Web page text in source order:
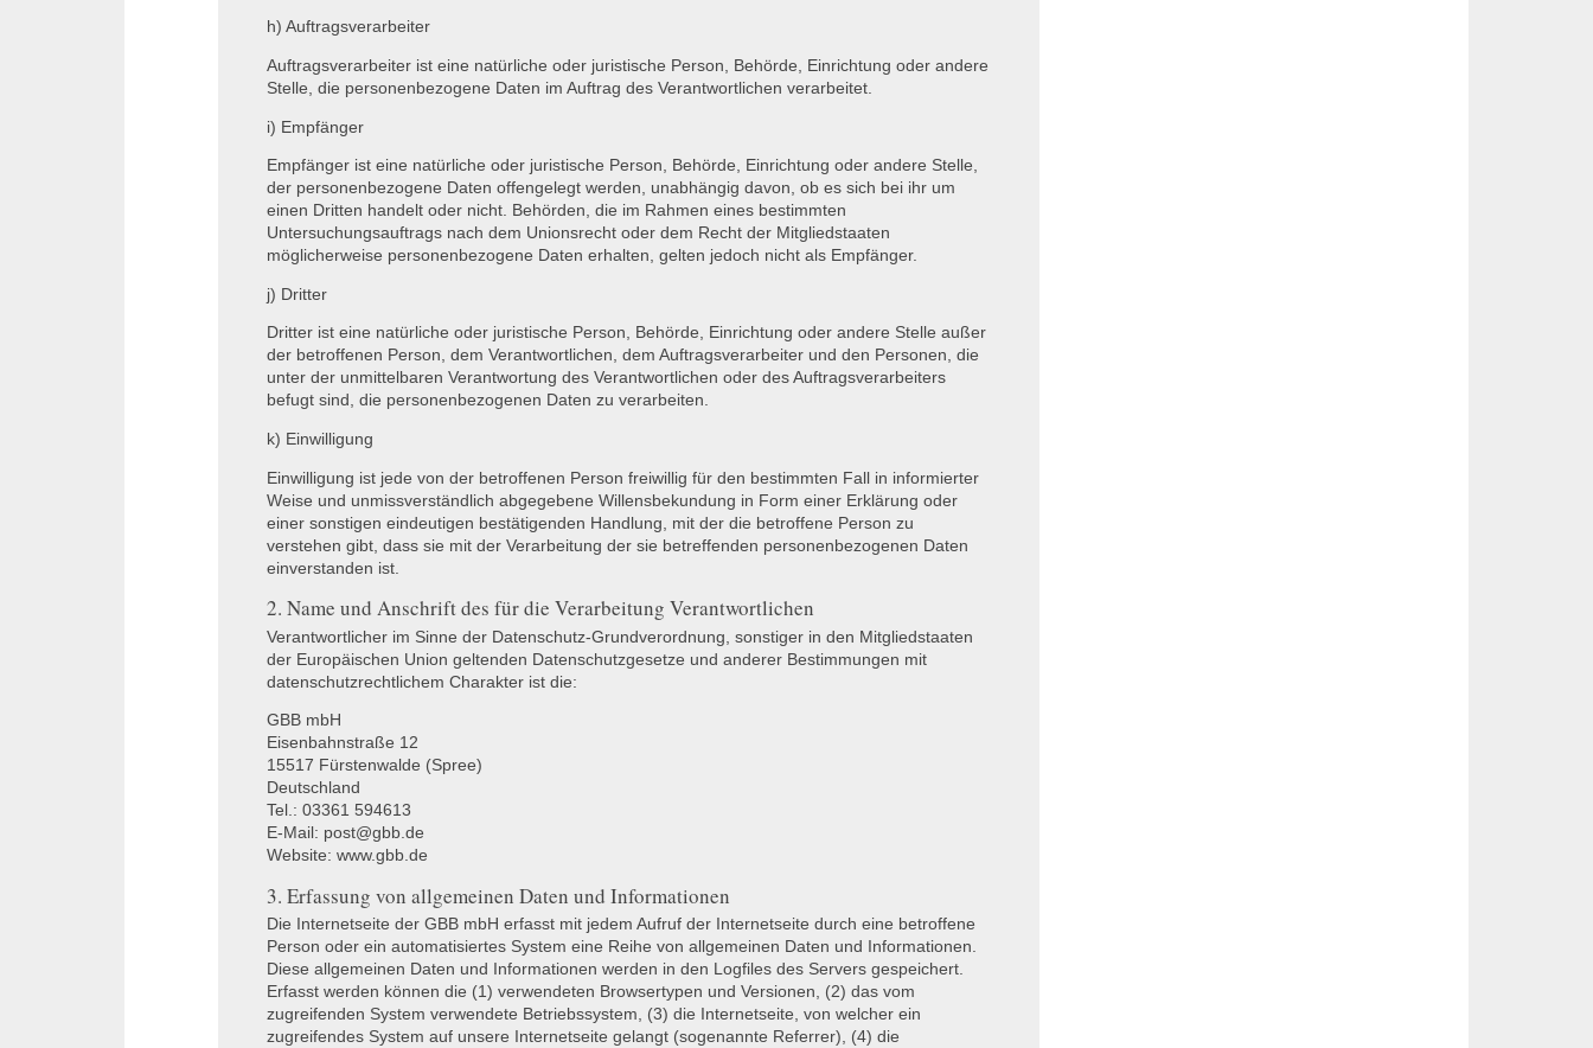
h) Auftragsverarbeiter
Auftragsverarbeiter ist eine natürliche oder juristische Person, Behörde, Einrichtung oder andere
Stelle, die personenbezogene Daten im Auftrag des Verantwortlichen verarbeitet.
i) Empfänger
Empfänger ist eine natürliche oder juristische Person, Behörde, Einrichtung oder andere Stelle,
der personenbezogene Daten offengelegt werden, unabhängig davon, ob es sich bei ihr um
einen Dritten handelt oder nicht. Behörden, die im Rahmen eines bestimmten
Untersuchungsauftrags nach dem Unionsrecht oder dem Recht der Mitgliedstaaten
möglicherweise personenbezogene Daten erhalten, gelten jedoch nicht als Empfänger.
j) Dritter
Dritter ist eine natürliche oder juristische Person, Behörde, Einrichtung oder andere Stelle außer
der betroffenen Person, dem Verantwortlichen, dem Auftragsverarbeiter und den Personen, die
unter der unmittelbaren Verantwortung des Verantwortlichen oder des Auftragsverarbeiters
befugt sind, die personenbezogenen Daten zu verarbeiten.
k) Einwilligung
Einwilligung ist jede von der betroffenen Person freiwillig für den bestimmten Fall in informierter
Weise und unmissverständlich abgegebene Willensbekundung in Form einer Erklärung oder
einer sonstigen eindeutigen bestätigenden Handlung, mit der die betroffene Person zu
verstehen gibt, dass sie mit der Verarbeitung der sie betreffenden personenbezogenen Daten
einverstanden ist.
2. Name und Anschrift des für die Verarbeitung Verantwortlichen
Verantwortlicher im Sinne der Datenschutz-Grundverordnung, sonstiger in den Mitgliedstaaten
der Europäischen Union geltenden Datenschutzgesetze und anderer Bestimmungen mit
datenschutzrechtlichem Charakter ist die:
GBB mbH
Eisenbahnstraße 12
15517 Fürstenwalde (Spree)
Deutschland
Tel.: 03361 594613
E-Mail: post@gbb.de
Website: www.gbb.de
3. Erfassung von allgemeinen Daten und Informationen
Die Internetseite derGBB mbH erfasst mit jedem Aufruf der Internetseite durch eine betroffene
Person oder ein automatisiertes System eine Reihe von allgemeinen Daten und Informationen.
Diese allgemeinen Daten und Informationen werden in den Logfiles des Servers gespeichert.
Erfasst werden können die (1) verwendeten Browsertypen und Versionen, (2) das vom
zugreifenden System verwendete Betriebssystem, (3) die Internetseite, von welcher ein
zugreifendes System auf unsere Internetseite gelangt (sogenannte Referrer), (4) die